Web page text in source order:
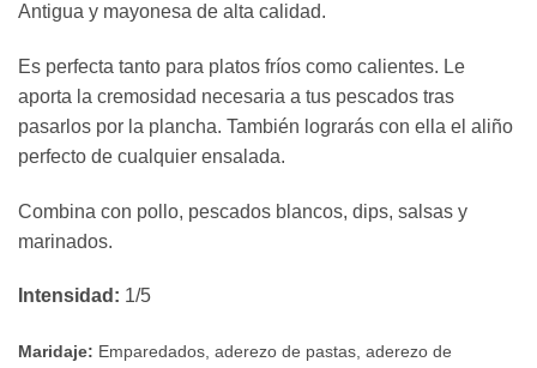
Antigua y mayonesa de alta calidad.
Es perfecta tanto para platos fríos como calientes. Le
aporta la cremosidad necesaria a tus pescados tras
pasarlos por la plancha. También lograrás con ella el aliño
perfecto de cualquier ensalada.
Combina con pollo, pescados blancos, dips, salsas y
marinados.
Intensidad: 1/5
Maridaje: Emparedados, aderezo de pastas, aderezo de